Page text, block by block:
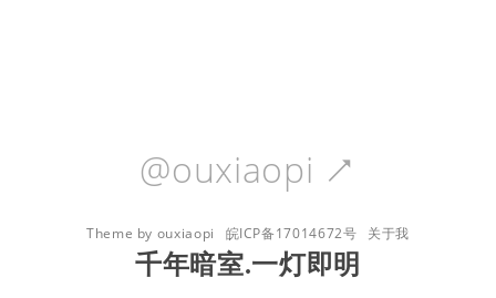
@ouxiaopi 
Theme by ouxiaopi 皖ICP备17014672号 关于我
千年暗室.一灯即明